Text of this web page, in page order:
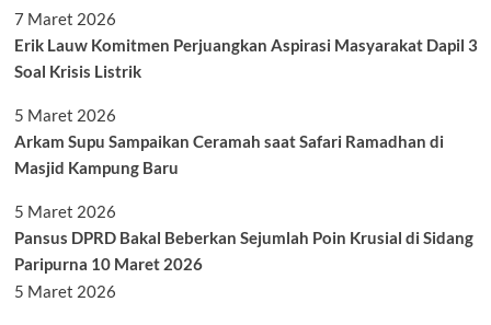
7 Maret 2026
Erik Lauw Komitmen Perjuangkan Aspirasi Masyarakat Dapil 3
Soal Krisis Listrik
5 Maret 2026
Arkam Supu Sampaikan Ceramah saat Safari Ramadhan di
Masjid Kampung Baru
5 Maret 2026
Pansus DPRD Bakal Beberkan Sejumlah Poin Krusial di Sidang
Paripurna 10 Maret 2026
5 Maret 2026